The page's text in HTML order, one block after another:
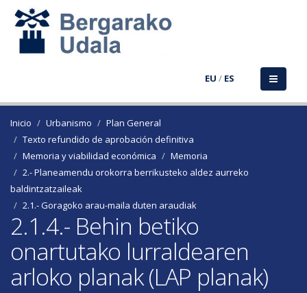
EU / ES
Inicio Urbanismo
Plan General
Texto refundido de aprobación definitiva
Memoria y viabilidad económica
Memoria
2.- Planeamendu orokorra berrikusteko aldez aurreko
baldintzatzaileak
2.1.- Goragoko arau-maila duten araudiak
2.1.4.- Behin betiko
onartutako lurraldearen
arloko planak (LAP planak)